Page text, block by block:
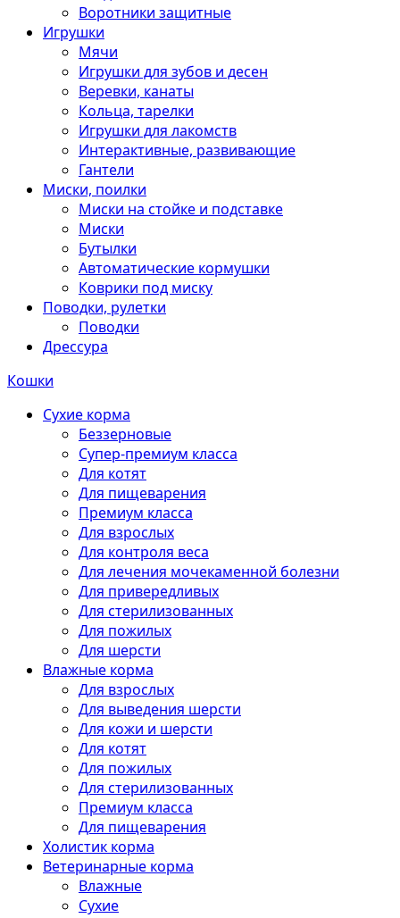
Воротники защитные
Игрушки
Мячи
Игрушки для зубов и десен
Веревки, канаты
Кольца, тарелки
Игрушки для лакомств
Интерактивные, развивающие
Гантели
Миски, поилки
Миски на стойке и подставке
Миски
Бутылки
Автоматические кормушки
Коврики под миску
Поводки, рулетки
Поводки
Дрессура
Кошки
Сухие корма
Беззерновые
Супер-премиум класса
Для котят
Для пищеварения
Премиум класса
Для взрослых
Для контроля веса
Для лечения мочекаменной болезни
Для привередливых
Для стерилизованных
Для пожилых
Для шерсти
Влажные корма
Для взрослых
Для выведения шерсти
Для кожи и шерсти
Для котят
Для пожилых
Для стерилизованных
Премиум класса
Для пищеварения
Холистик корма
Ветеринарные корма
Влажные
Сухие